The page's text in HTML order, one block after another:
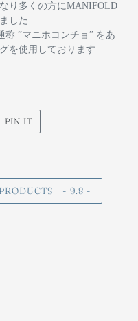
り多くの方にMANIFOLD
した
称 ”マニホコンチョ” をあ
を使用しております
PIN IT
PINTEREST
- 9.8 -